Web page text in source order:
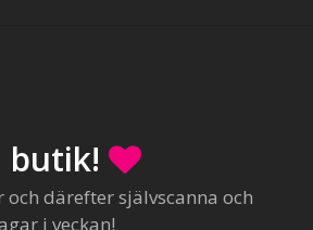
butik!
därefter självscanna och
i veckan!